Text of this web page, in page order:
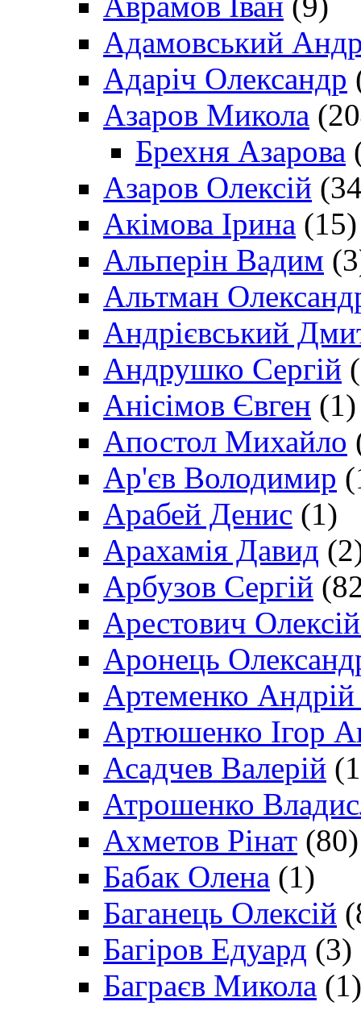
Адамовський
Адаріч Олександр
Азаров Микола
Брехня Азарова
Азаров Олексій
Акімова Ірина (15)
Альперін Вадим
Альтман
Андрієвський
Андрушко Сергій
Анісімов Євген (1)
Апостол Михайло
Ар'єв Володимир
Арабей Денис (1)
Арахамія Давид
Арбузов Сергій
Арестович
Аронець
Артеменко Андрій
Артюшенко Ігор
Асадчев Валерій
Атрошенко
Ахметов Рінат (80)
Бабак Олена (1)
Баганець Олексій
Багіров Едуард (3)
Баграєв Микола (1)